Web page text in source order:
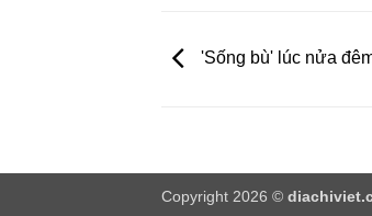
'Sống bù' lúc nửa
Copyright 2026 ©